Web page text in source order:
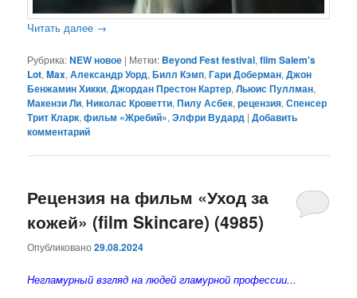
Читать далее →
Рубрика:NEW новое | Метки: Beyond Fest festival,film Salem's
Lot,Max,Александр Уорд,Билл Кэмп,Гари Доберман,Джон
Бенжамин Хикки,Джордан Престон Картер,Льюис Пуллман,
Макензи Ли,Николас Кроветти,Пилу Асбек,рецензия,Спенсер
Трит Кларк,фильм «Жребий»,Элфри Вудард |Добавить
комментарий
Рецензия на фильм «Уход за
кожей» (film Skincare) (4985)
Опубликовано29.08.2024
Негламурный взгляд на людей гламурной профессии...